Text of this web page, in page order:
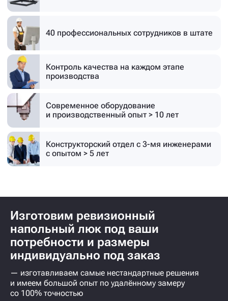
40 профессиональных сотрудников в штате
Контроль качества на каждом этапе
производства
Современное оборудование
и производственный опыт > 10 лет
Конструкторский отдел с 3-мя инженерами
с опытом > 5 лет
Изготовим ревизионный
напольный люк под ваши
потребности и размеры
индивидуально под заказ
— изготавливаем самые нестандартные решения
и имеем большой опыт по удалённому замеру
со 100% точностью